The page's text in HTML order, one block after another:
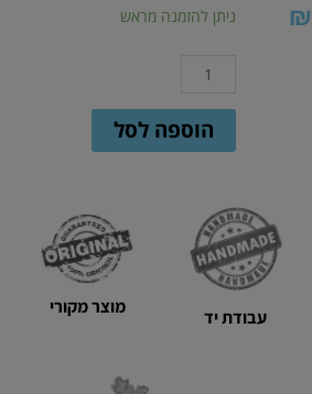
₪ ניתן להזמנה מראש
כמות
סרוג
בצבע
ידיות
במבוק
הוספה לסל
עבודת יד מוצר מקורי